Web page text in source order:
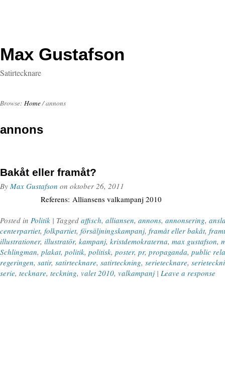
Max Gustafson
Satirtecknare
Browse: Home/annons
annons
Bakåt eller framåt?
By Max Gustafson on oktober 26, 2011
Referens: Alliansens valkampanj 2010
Posted in Politik | Tagged affisch, alliansen, annons, annonsering,
centerpartiet, folkpartiet, försäljningskampanj, framåt eller bakåt,
illustrationer, illustratör, kampanj, kristdemokraterna, max gustafson,
Schlingman, plakat, politik, politisk, poster, pr, propaganda, public
regeringen, satir, satirtecknare, satirteckning, serietecknare,
serie, tecknare, teckning, valet 2010, valkampanj| Leave a response